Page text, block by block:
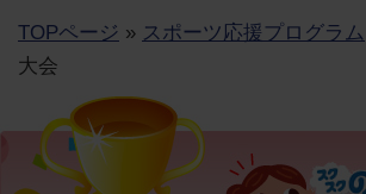
TOPページ » スポーツ応援プログラム
大会